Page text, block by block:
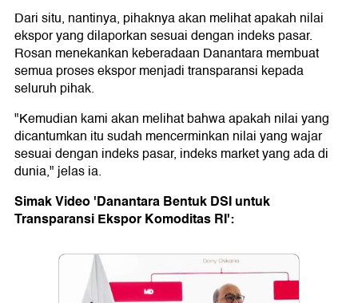
Dari situ, nantinya, pihaknya akan melihat apakah nilai
ekspor yang dilaporkan sesuai dengan indeks pasar.
Rosan menekankan keberadaan Danantara membuat
semua proses ekspor menjadi transparansi kepada
seluruh pihak.
"Kemudian kami akan melihat bahwa apakah nilai yang
dicantumkan itu sudah mencerminkan nilai yang wajar
sesuai dengan indeks pasar, indeks market yang ada di
dunia," jelas ia.
Simak Video 'Danantara Bentuk DSI untuk
Transparansi Ekspor Komoditas RI':